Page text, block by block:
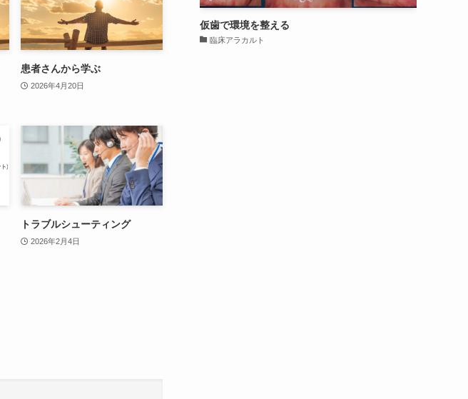
患者さんから学ぶ
2026年4月20日
トラブルシューティング
2026年2月4日
仮歯で環境を整える
臨床アラカルト